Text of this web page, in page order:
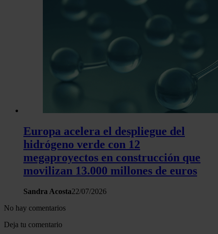
Europa acelera el despliegue del
hidrógeno verde con 12
megaproyectos en construcción que
movilizan 13.000 millones de euros
Sandra Acosta22/07/2026
No hay comentarios
Deja tu comentario